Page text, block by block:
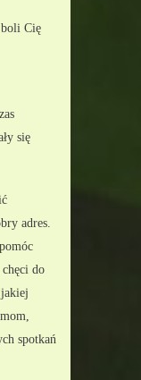
boli Cię
się
adres.
do
spotkań